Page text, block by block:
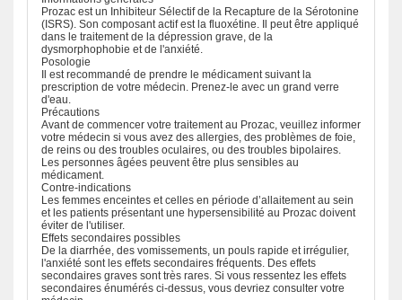
Prozac est un Inhibiteur Sélectif de la Recapture de la Sérotonine
(ISRS). Son composant actif est la fluoxétine. Il peut être appliqué
dans le traitement de la dépression grave, de la
dysmorphophobie et de l'anxiété.
Posologie
Il est recommandé de prendre le médicament suivant la
prescription de votre médecin. Prenez-le avec un grand verre
d'eau.
Précautions
Avant de commencer votre traitement au Prozac, veuillez informer
votre médecin si vous avez des allergies, des problèmes de foie,
de reins ou des troubles oculaires, ou des troubles bipolaires.
Les personnes âgées peuvent être plus sensibles au
médicament.
Contre-indications
Les femmes enceintes et celles en période d’allaitement au sein
et les patients présentant une hypersensibilité au Prozac doivent
éviter de l'utiliser.
Effets secondaires possibles
De la diarrhée, des vomissements, un pouls rapide et irrégulier,
l'anxiété sont les effets secondaires fréquents. Des effets
secondaires graves sont très rares. Si vous ressentez les effets
secondaires énumérés ci-dessus, vous devriez consulter votre